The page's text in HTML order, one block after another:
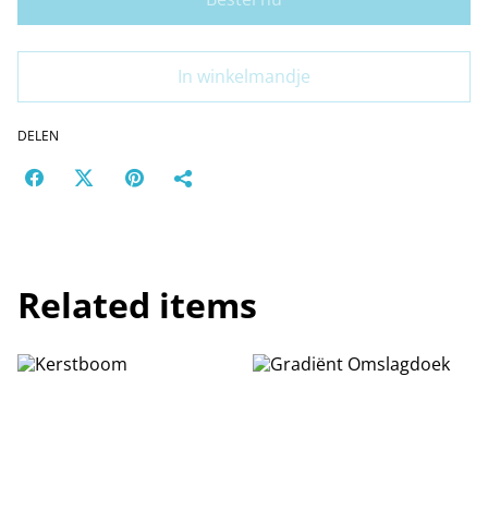
In winkelmandje
DELEN
Related items